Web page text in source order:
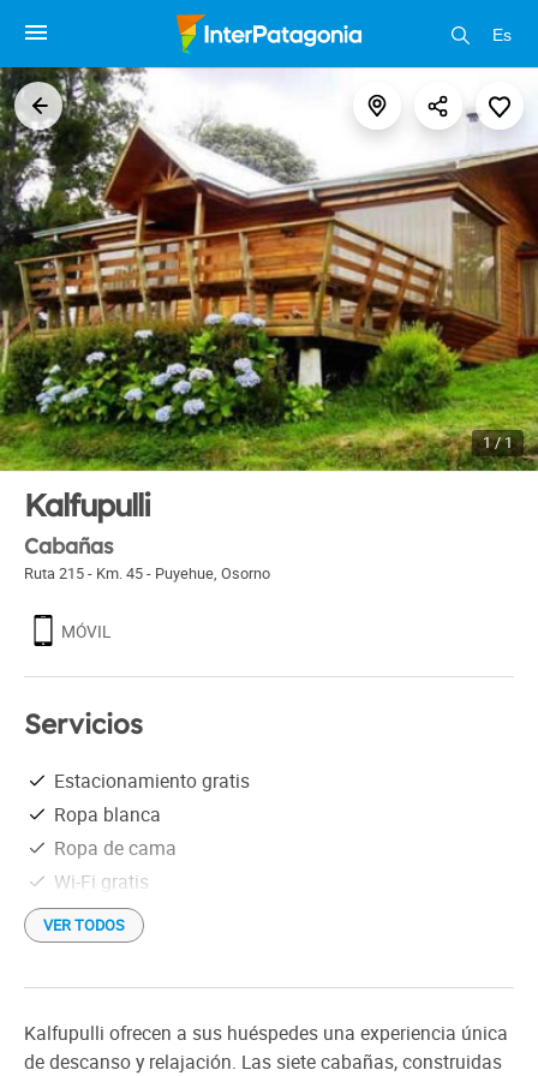
Es
1 / 1
Kalfupulli
Cabañas
Ruta 215 - Km. 45 - Puyehue, Osorno
MÓVIL
Servicios
Estacionamiento gratis
Ropa blanca
Ropa de cama
Wi-Fi gratis
VER TODOS
Kalfupulli ofrecen a sus huéspedes una experiencia única
de descanso y relajación. Las siete cabañas, construidas